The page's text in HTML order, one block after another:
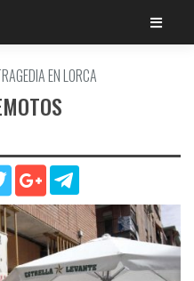
EN LORCA